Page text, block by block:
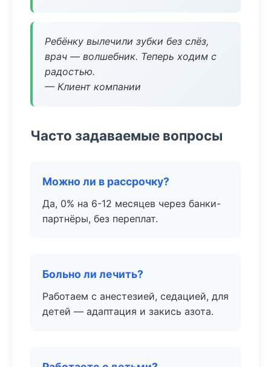
Ребёнку вылечили зубки без слёз,
врач — волшебник. Теперь ходим с
радостью.
— Клиент компании
Часто задаваемые вопросы
Можно ли в рассрочку?
Да, 0% на 6-12 месяцев через банки-
партнёры, без переплат.
Больно ли лечить?
Работаем с анестезией, седацией, для
детей — адаптация и закись азота.